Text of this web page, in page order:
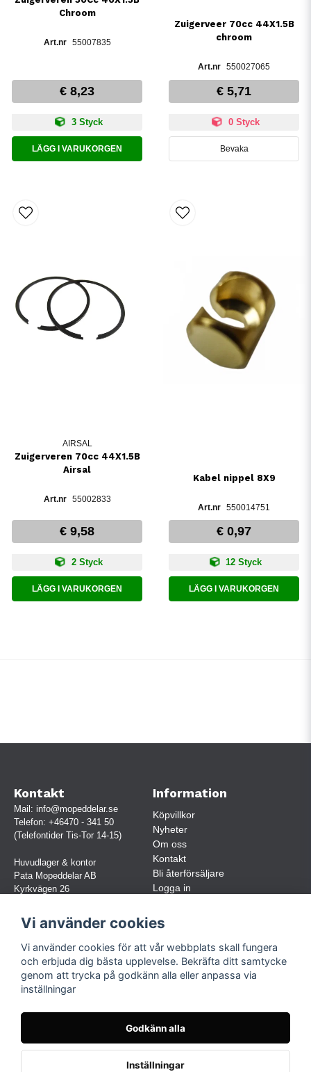
Chroom
55007835
€ 8,23
3 Styck
LÄGG I VARUKORGEN
Zuigerveer 70cc 44X1.5B
chroom
550027065
€ 5,71
0 Styck
Bevaka
AIRSAL
Zuigerveren 70cc 44X1.5B
Airsal
55002833
€ 9,58
2 Styck
LÄGG I VARUKORGEN
Kabel nippel 8X9
550014751
€ 0,97
12 Styck
LÄGG I VARUKORGEN
Kontakt
Mail: info@mopeddelar.se
Telefon: +46470 - 341 50
(Telefontider Tis-Tor 14-15)
Huvudlager & kontor
Pata Mopeddelar AB
Kyrkvägen 26
(OBS. Endast förbokade besök)
Org.nr:
559030-5248
Jur. namn: Pata Mopeddelar AB
Information
Köpvillkor
Nyheter
Om oss
Kontakt
Bli återförsäljare
Logga in
Följ oss
TikTok
Vi använder cookies
Vi använder cookies för att vår webbplats skall fungera
och erbjuda dig bästa upplevelse. Bekräfta ditt samtycke
genom att trycka på godkänn alla eller anpassa via
inställningar
Godkänn alla
Inställningar